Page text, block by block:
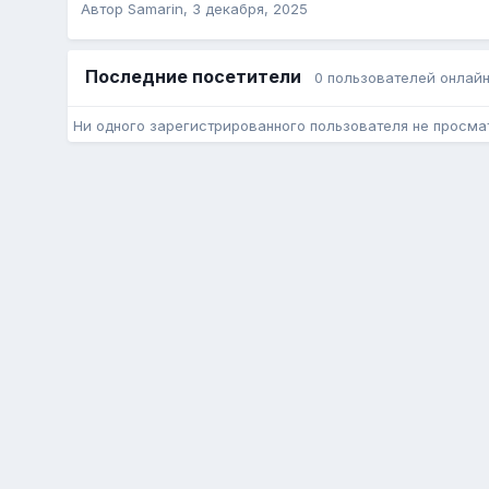
АвторSamarin, 3 декабря, 2025
Последние посетители 0 пользователей онлайн
Ни одного зарегистрированного пользователя не